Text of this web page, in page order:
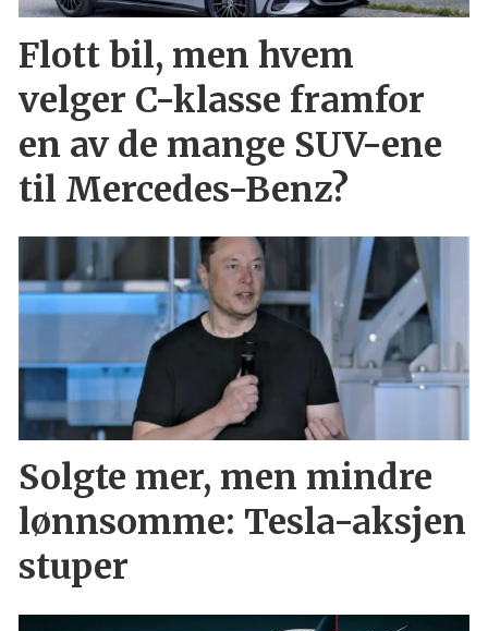
Flott bil, men hvem
velger C-klasse framfor
en av de mange SUV-ene
til Mercedes-Benz?
Solgte mer, men mindre
lønnsomme: Tesla-aksjen
stuper